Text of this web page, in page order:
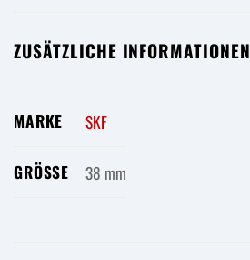
ZUSÄTZLICHE INFORMATIONEN
MARKE SKF
GRÖSSE 38 mm